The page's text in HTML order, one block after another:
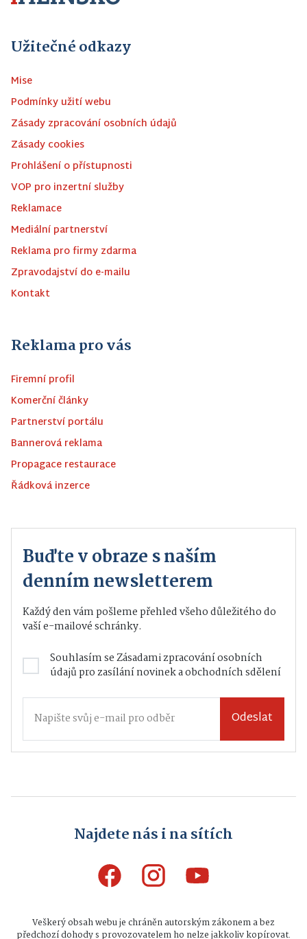
Užitečné odkazy
Mise
Podmínky užití webu
Zásady zpracování osobních údajů
Zásady cookies
Prohlášení o přístupnosti
VOP pro inzertní služby
Reklamace
Mediální partnerství
Reklama pro firmy zdarma
Zpravodajství do e-mailu
Kontakt
Reklama pro vás
Firemní profil
Komerční články
Partnerství portálu
Bannerová reklama
Propagace restaurace
Řádková inzerce
Buďte v obraze s naším
denním newsletterem
Každý den vám pošleme přehled všeho důležitého do
vaší e-mailové schránky.
Souhlasím seZásadami zpracování osobních
údajůpro zasílání novinek a obchodních sdělení
Odeslat
Najdete nás i na sítích
Veškerý obsah webu je chráněn autorským zákonem a bez
předchozí dohody s provozovatelem ho nelze jakkoliv kopírovat.